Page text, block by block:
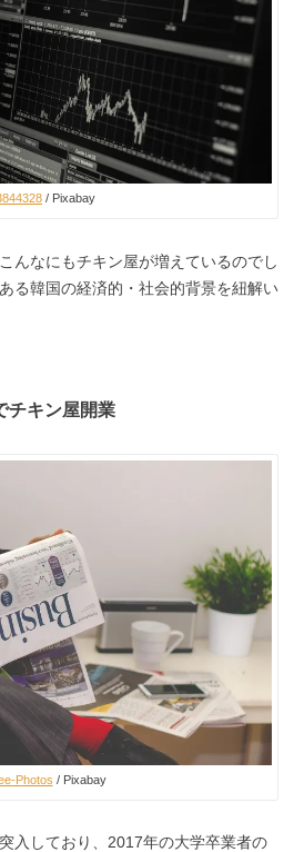
/ Pixabay
んなにもチキン屋が増えているのでし
る韓国の経済的・社会的背景を紐解い
チキン屋開業
Photos / Pixabay
入しており、2017年の大学卒業者の